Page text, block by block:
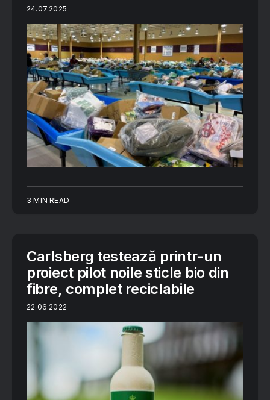
24.07.2025
3 MIN READ
Carlsberg testează printr-un
proiect pilot noile sticle bio din
fibre, complet reciclabile
22.06.2022